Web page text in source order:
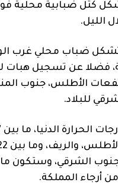
كتل ضبابية محلية
الليل.
ضباب محلي غرب
فضلا عن تسجيل هبات
الأطلس، جنوب
للبلاد.
أرجاء المملكة.